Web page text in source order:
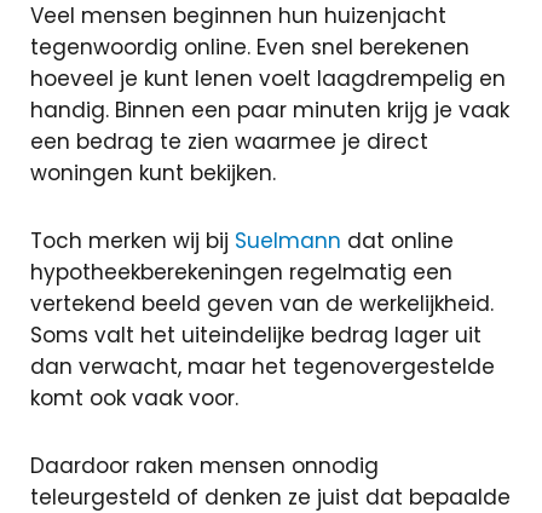
Veel mensen beginnen hun huizenjacht
tegenwoordig online. Even snel berekenen
hoeveel je kunt lenen voelt laagdrempelig en
handig. Binnen een paar minuten krijg je vaak
een bedrag te zien waarmee je direct
woningen kunt bekijken.
Toch merken wij bij Suelmann dat online
hypotheekberekeningen regelmatig een
vertekend beeld geven van de werkelijkheid.
Soms valt het uiteindelijke bedrag lager uit
dan verwacht, maar het tegenovergestelde
komt ook vaak voor.
Daardoor raken mensen onnodig
teleurgesteld of denken ze juist dat bepaalde
oversluiten
Actuele
rente
Hoeveel
ik lenen?
Annuiteiten
hypotheek
Aflossingsvrije
hypotheek